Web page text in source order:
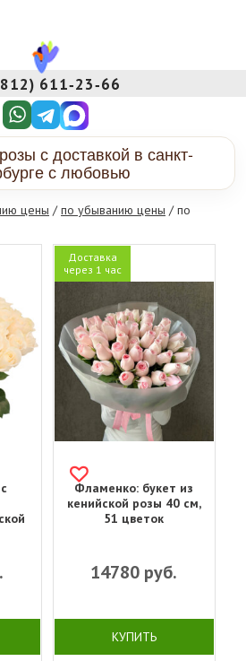
611‑23‑66
с доставкой в санкт-
с любовью
цены /по убыванию цены / по
Доставка
через 1 час
Фламенко: букет из
кенийской розы 40 см,
51 цветок
14780 руб.
КУПИТЬ